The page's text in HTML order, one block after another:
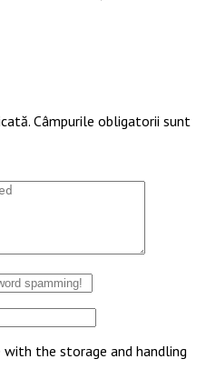
Câmpurile obligatorii sunt
the storage and handling